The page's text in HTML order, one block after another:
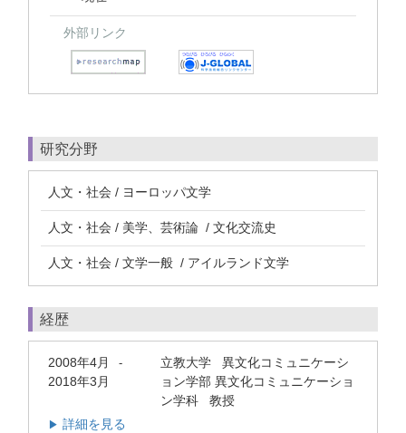
外部リンク
研究分野
人文・社会 / ヨーロッパ文学
人文・社会 / 美学、芸術論 / 文化交流史
人文・社会 / 文学一般 / アイルランド文学
経歴
2008年4月 -
2018年3月
立教大学 異文化コミュニケーシ
ョン学部 異文化コミュニケーショ
ン学科 教授
▶ 詳細を見る